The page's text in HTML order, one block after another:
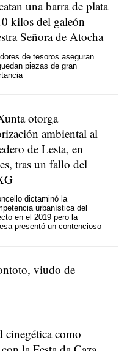
una barra de plata
kilos del galeón
Señora de Atocha
de tesoros aseguran
piezas de gran
otorga
ambiental al
de Lesta, en
tras un fallo del
dictaminó la
urbanística del
en el 2019 pero la
presentó un contencioso
viudo de
cinegética como